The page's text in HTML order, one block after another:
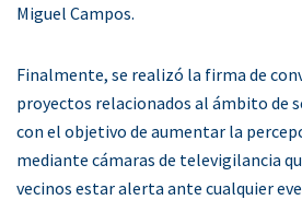
Miguel Campos.
Finalmente, se realizó la firma de
proyectos relacionados al ámbito de
con el objetivo de aumentar la
mediante cámaras de televigilancia
vecinos estar alerta ante cualquier